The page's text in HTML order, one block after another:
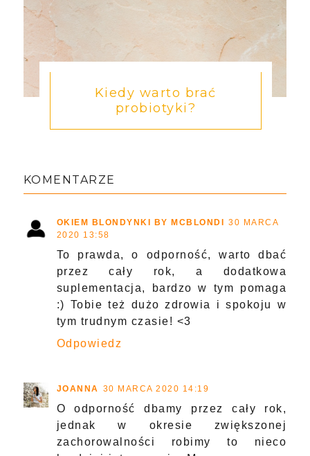
Kiedy warto brać
probiotyki?
KOMENTARZE
OKIEM BLONDYNKI BY MCBLONDI
30 MARCA
2020 13:58
To prawda, o odporność, warto dbać
przez cały rok, a dodatkowa
suplementacja, bardzo w tym pomaga
:) Tobie też dużo zdrowia i spokoju w
tym trudnym czasie! <3
Odpowiedz
JOANNA 30 MARCA 2020 14:19
O odporność dbamy przez cały rok,
jednak w okresie zwiększonej
zachorowalności robimy to nieco